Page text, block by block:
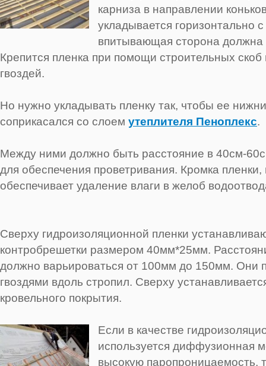
карниза в направлении
укладывается горизонтально
впитывающая сторона должна
Крепится пленка при помощи строительных
гвоздей.
Но нужно укладывать пленку так, чтобы ее
соприкасался со слоем утеплителя Пеноплекс.
Между ними должно быть расстояние в 40см-
для обеспечения проветривания. Кромка
обеспечивает удаление влаги в желоб
Сверху гидроизоляционной пленки
контробрешетки размером 40мм*25мм.
должно варьироваться от 100мм до 150мм. Они
гвоздями вдоль стропил. Сверху
кровельного покрытия.
Если в качестве
используется диффузионная
высокую паропроницаемость,